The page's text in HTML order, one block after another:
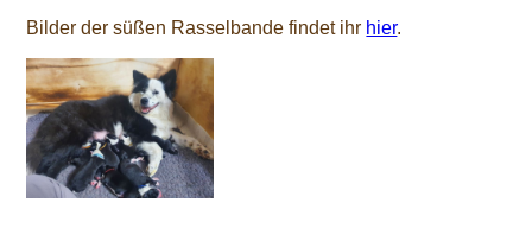
Bilder der süßen Rasselbande findet ihr hier.